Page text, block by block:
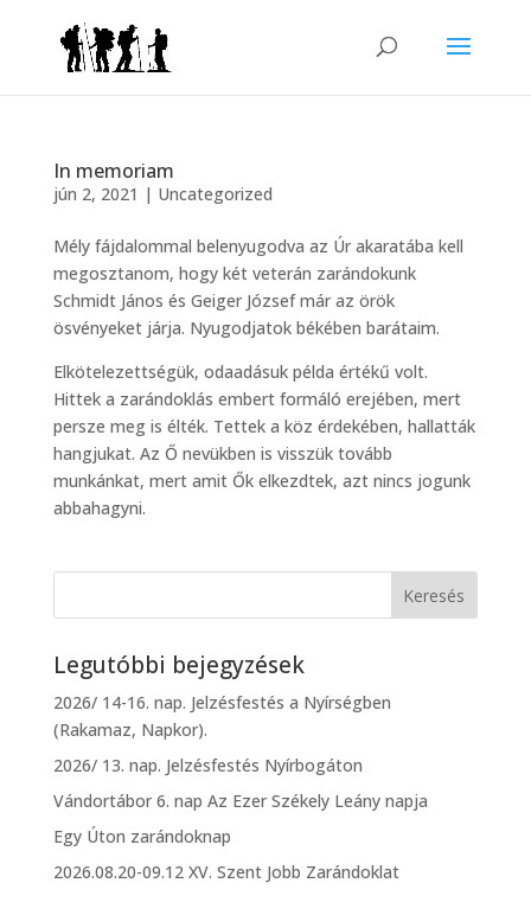
In memoriam
jún 2, 2021 | Uncategorized
Mély fájdalommal belenyugodva az Úr akaratába kell
megosztanom, hogy két veterán zarándokunk
Schmidt János és Geiger József már az örök
ösvényeket járja. Nyugodjatok békében barátaim.
Elkötelezettségük, odaadásuk példa értékű volt.
Hittek a zarándoklás embert formáló erejében, mert
persze meg is élték. Tettek a köz érdekében, hallatták
hangjukat. Az Ő nevükben is visszük tovább
munkánkat, mert amit Ők elkezdtek, azt nincs jogunk
abbahagyni.
Legutóbbi bejegyzések
2026/ 14-16. nap. Jelzésfestés a Nyírségben
(Rakamaz, Napkor).
2026/ 13. nap. Jelzésfestés Nyírbogáton
Vándortábor 6. nap Az Ezer Székely Leány napja
Egy Úton zarándoknap
2026.08.20-09.12 XV. Szent Jobb Zarándoklat